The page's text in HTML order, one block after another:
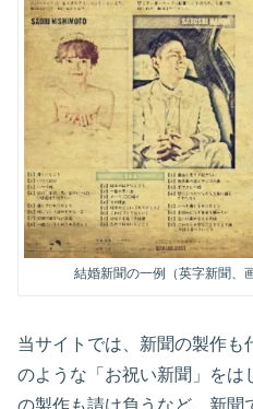
結婚新聞の一例（英字新聞、
当サイトでは、新聞の製作も
のような「お祝い新聞」をは
の製作も請け負うなど、新聞